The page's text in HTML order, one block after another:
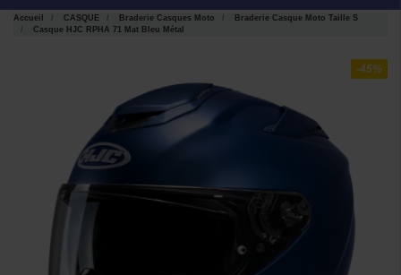
Accueil CASQUE Braderie Casques Moto
Braderie Casque Moto Taille S
Casque HJC RPHA 71 Mat Bleu Métal
-45%